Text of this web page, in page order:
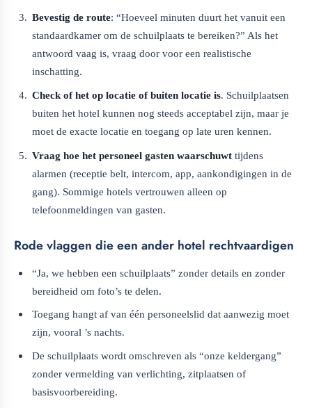
Bevestig de route: “Hoeveel minuten duurt het vanuit een
standaardkamer om de schuilplaats te bereiken?” Als het
antwoord vaag is, vraag door voor een realistische
inschatting.
Check of het op locatie of buiten locatie is. Schuilplaatsen
buiten het hotel kunnen nog steeds acceptabel zijn, maar je
moet de exacte locatie en toegang op late uren kennen.
Vraag hoe het personeel gasten waarschuwt tijdens
alarmen (receptie belt, intercom, app, aankondigingen in de
gang). Sommige hotels vertrouwen alleen op
telefoonmeldingen van gasten.
Rode vlaggen die een ander hotel rechtvaardigen
“Ja, we hebben een schuilplaats” zonder details en zonder
bereidheid om foto’s te delen.
Toegang hangt af van één personeelslid dat aanwezig moet
zijn, vooral ’s nachts.
De schuilplaats wordt omschreven als “onze keldergang”
zonder vermelding van verlichting, zitplaatsen of
basisvoorbereiding.